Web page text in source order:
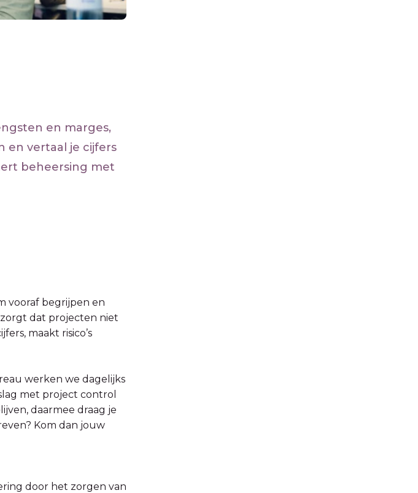
en marges,
en vertaal je cijfers
beheersing met
vooraf begrijpen en
dat projecten niet
maakt risico’s
werken we dagelijks
met project control
daarmee draag je
Kom dan jouw
door het zorgen van